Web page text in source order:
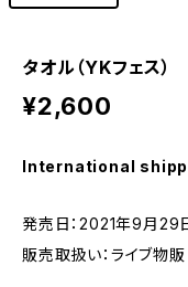
タオル（YKフェス）
¥2,600
International
発売日：2021年9月29
販売取扱い：ライブ物販